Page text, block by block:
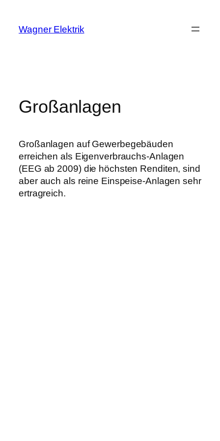
springen
Wagner Elektrik
Großanlagen
Großanlagen auf Gewerbegebäuden
erreichen als Eigenverbrauchs-Anlagen
(EEG ab 2009) die höchsten Renditen, sind
aber auch als reine Einspeise-Anlagen sehr
ertragreich.